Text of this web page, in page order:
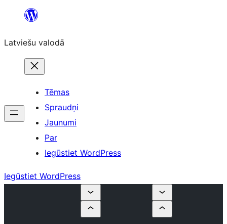
Pāriet
saturu
Latviešu valodā
Tēmas
Spraudņi
Jaunumi
Par
Iegūstiet WordPress
Iegūstiet WordPress